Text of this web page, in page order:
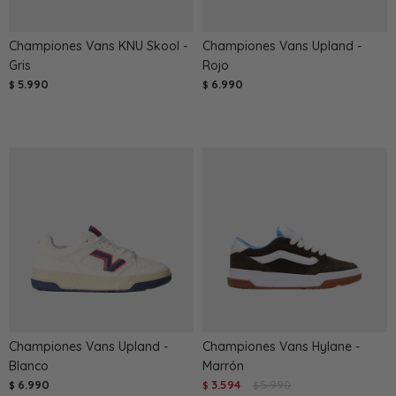
Championes Vans KNU Skool -
Gris
$ 5.990
Championes Vans Upland -
Rojo
$ 6.990
Championes Vans Upland -
Blanco
$ 6.990
Championes Vans Hylane -
Marrón
$ 3.594 $ 5.990